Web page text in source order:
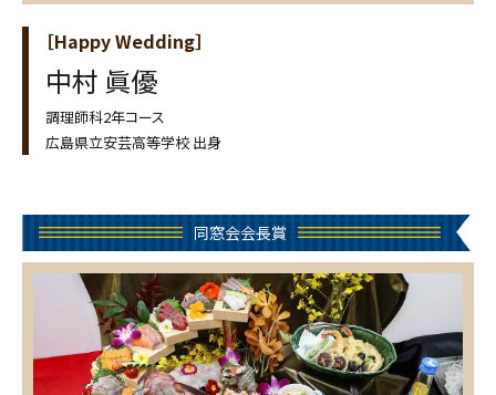
［Happy Wedding］
中村 眞優
調理師科2年コース
広島県立安芸高等学校 出身
同窓会会長賞